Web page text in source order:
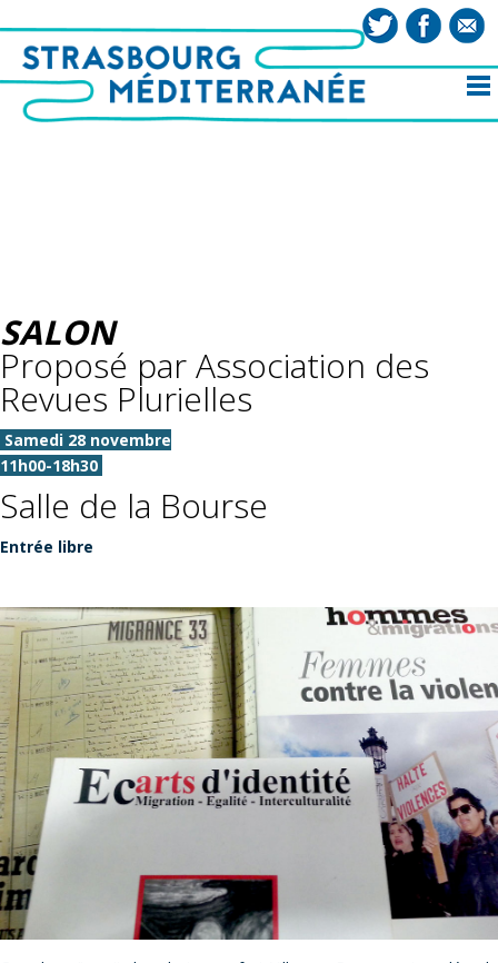
SALON
Proposé par Association des
Revues Plurielles
Samedi 28 novembre
11h00-18h30
Salle de la Bourse
Entrée libre